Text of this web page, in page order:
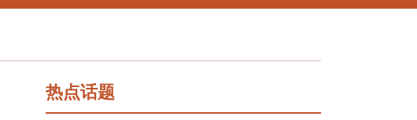
热点话题